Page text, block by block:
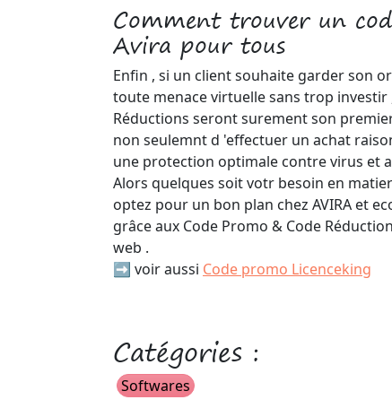
Comment trouver un
Avira pour tous
Enfin , si un client souhaite garder son
toute menace virtuelle sans trop investir
Réductions seront surement son
non seulemnt d 'effectuer un achat
une protection optimale contre virus et
Alors quelques soit votr besoin en
optez pour un bon plan chez AVIRA et
grâce aux Code Promo & Code
web .
➡️ voir aussi Code promo Licenceking
Catégories :
Softwares